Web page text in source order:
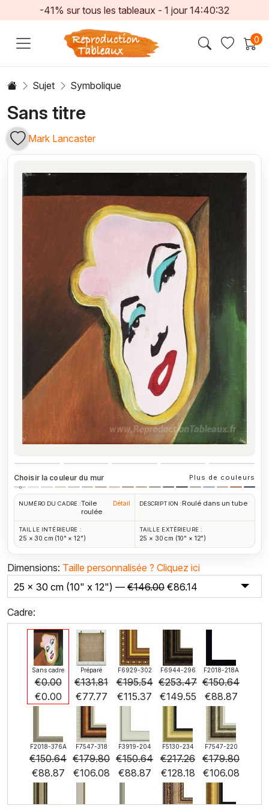
-41% sur tous les tableaux -1 jour 14:40:31
0
Sujet Symbolique
Sans titre
Mark Lancaster
Choisir la couleur du mur Plus de couleurs
NUMÉRO DU CADRE :Toile
roulée
Détail DESCRIPTION :Roulé dans un tube
TAILLE INTÉRIEURE :
25 × 30 cm (10" × 12")
TAILLE EXTÉRIEURE :
25 × 30 cm (10" × 12")
Dimensions: Taille personnalisée ? Cliquez ici
25 x 30 cm (10" x 12") — €146.00 €86.14
Cadre:
Sans cadre
€0.00
€0.00
Préparé
€131.81
€77.77
F6929-302
€195.54
€115.37
F6944-296
€253.47
€149.55
F2018-218A
€150.64
€88.87
F2018-376A
€150.64
€88.87
F7547-318
€179.80
€106.08
F3919-204
€150.64
€88.87
F5130-234
€217.26
€128.18
F7547-220
€179.80
€106.08